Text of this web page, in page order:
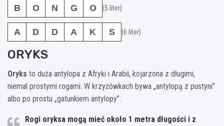
B O N G O (5 liter)
A D D A K S (6 liter)
ORYKS
Oryks to duża antylopa z Afryki i Arabii, kojarzona z długimi,
niemal prostymi rogami. W krzyżówkach bywa „antylopą z pustyni”
albo po prostu „gatunkiem antylopy”.
Rogi oryksa mogą mieć około 1 metra długości i z